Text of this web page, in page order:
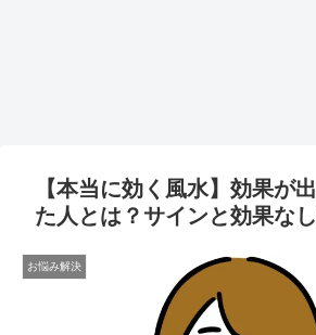
【本当に効く風水】効果が
た人とは？サインと効果な
お悩み解決